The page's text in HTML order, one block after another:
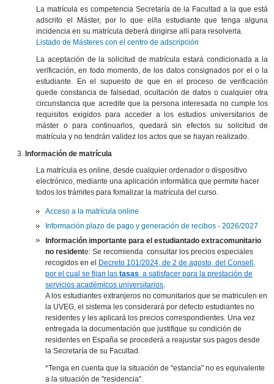
La matrícula es competencia Secretaría de la Facultad a la que está
adscrito el Máster, por lo que el/la estudiante que tenga alguna
incidencia en su matrícula deberá dirigirse allí para resolverla.
Listado de Másteres con el centro de adscripción
La aceptación de la solicitud de matrícula estará condicionada a la
verificación, en todo momento, de los datos consignados por el o la
estudiante. En el supuesto de que en el proceso de verificación
quede constancia de falsedad, ocultación de datos o cualquier otra
circunstancia que acredite que la persona interesada no cumple los
requisitos exigidos para acceder a los estudios universitarios de
máster o para continuarlos, quedará sin efectos su solicitud de
matrícula y no tendrán validez los actos que se hayan realizado.
Información de matrícula
La matrícula es online, desde cualquier ordenador o dispositivo
electrónico, mediante una aplicación informática que permite hacer
todos los trámites para fomalizar la matrícula del curso.
Acceso a la matrícula online
Información plazo de pago y generación de recibos - 2026/2027
Información importante para el estudiantado extracomunitario
no residente: Se recomienda consultar los precios especiales
recogidos en el Decreto 101/2024, de 2 de agosto, del Consell,
por el cual se fijan lastasas a satisfacer para la prestación de
servicios académicos universitarios
A los estudiantes extranjeros no comunitarios que se matriculen en
la UVEG, el sistema les considerará por defecto estudiantes no
residentes y les aplicará los precios correspondientes. Una vez
entregada la documentación que justifique su condición de
residentes en España se procederá a reajustar sus pagos desde
la Secretaría de su Facultad.
*Tenga en cuenta que la situación de "estancia" no es equivalente
a la situación de "residencia".